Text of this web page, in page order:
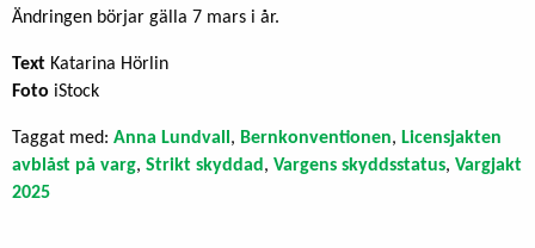
Ändringen börjar gälla 7 mars i år.
Text Katarina Hörlin
Foto iStock
Taggat med: Anna Lundvall, Bernkonventionen, Licensjakten
avblåst på varg, Strikt skyddad, Vargens skyddsstatus, Vargjakt
2025